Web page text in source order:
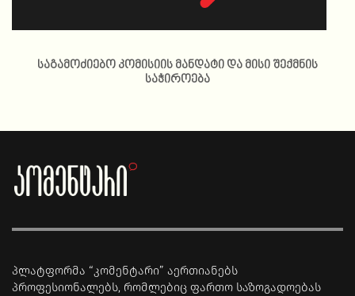
საგამოძიებო კომისიის მანდატი და მისი შექმნის
საჭიროება
პლატფორმა “კომენტარი” აერთიანებს
პროფესიონალებს, რომლებიც ფართო საზოგადოებას